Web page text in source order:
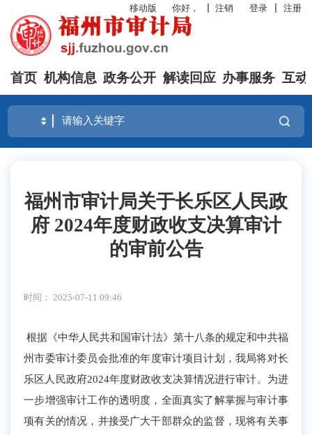
移动版 你好， 注销 登录 注册
首页 机构信息 政务公开 解读回应 办事服务 互动
福州市审计局关于长乐区人民政
府 2024年度财政收支决算审计
的审前公告
时间： 2025-07-11 09:46
根据《中华人民共和国审计法》第十八条的规定和中共福
州市委审计委员会批准的年度审计项目计划 ，我局将对长
乐区 人民政府2024年度财政收支决算情况进行审计。 为进
一步增强审计工作的透明度，全面真实了解掌握与审计事
项有关的情况，并接受广大干部群众的监督，现将有关事